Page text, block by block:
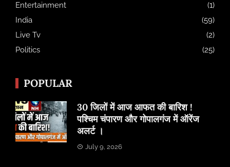
Entertainment
(1)
India
(59)
Live Tv
(2)
Politics
(25)
POPULAR
30 जिलों में आज आफत की बारिश !
पश्चिम चंपारण और गोपालगंज में ऑरेंज
अलर्ट ।
July 9, 2026